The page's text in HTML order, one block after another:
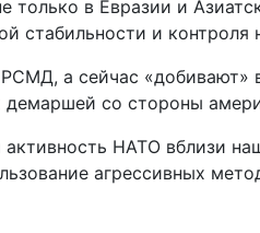
в Евразии и
стабильности и
а сейчас «добивают»
демаршей со стороны
НАТО вблизи
агрессивных